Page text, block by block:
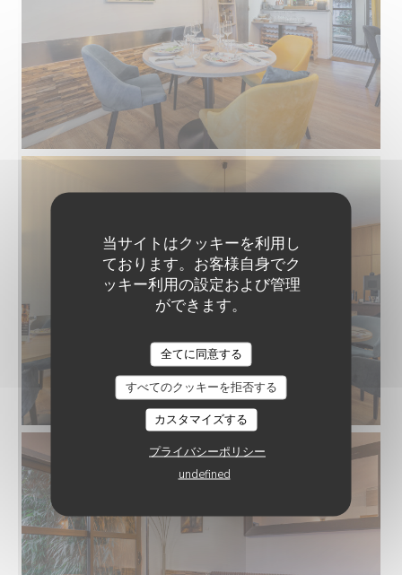
当サイトはクッキーを利用し
ております。お客様自身でク
ッキー利用の設定および管理
ができます。
全てに同意する
すべてのクッキーを拒否する
カスタマイズする
プライバシーポリシー
undefined
VIN SUR VIN